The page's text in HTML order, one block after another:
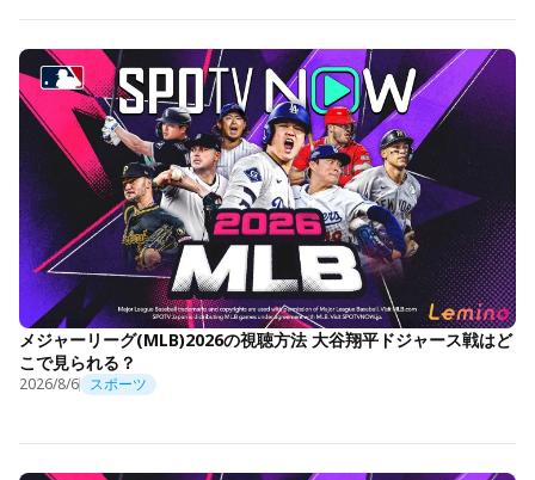
メジャーリーグ(MLB)2026の視聴方法 大谷翔平ドジャース戦はど
こで見られる？
2026/8/6 スポーツ